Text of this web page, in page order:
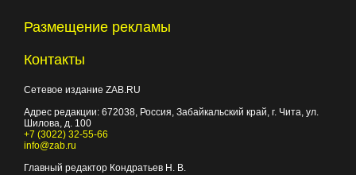
Размещение рекламы
Контакты
Сетевое издание ZAB.RU
Адрес редакции: 672038, Россия, Забайкальский край, г. Чита, ул.
Шилова, д. 100
+7 (3022) 32-55-66
info@zab.ru
Главный редактор Кондратьев Н. В.